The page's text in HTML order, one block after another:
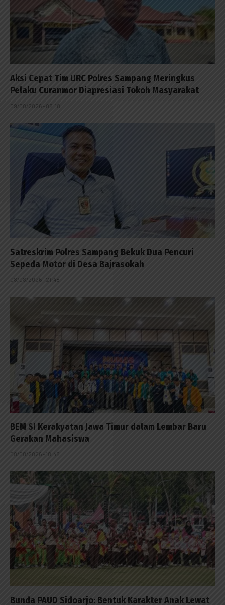
Aksi Cepat Tim URC Polres Sampang Meringkus
Pelaku Curanmor Diapresiasi Tokoh Masyarakat
09/08/2026 - 08:18
Satreskrim Polres Sampang Bekuk Dua Pencuri
Sepeda Motor di Desa Bajrasokah
08/08/2026 - 21:48
BEM SI Kerakyatan Jawa Timur dalam Lembar Baru
Gerakan Mahasiswa
08/08/2026 - 18:48
Bunda PAUD Sidoarjo: Bentuk Karakter Anak Lewat